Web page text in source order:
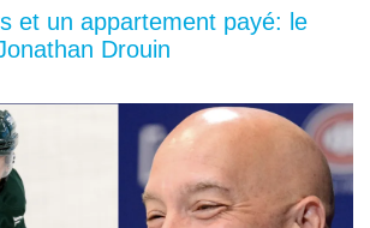
et un appartement payé: le
Drouin